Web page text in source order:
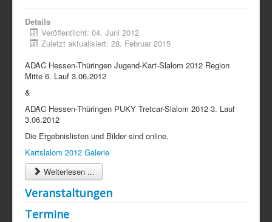
Details
Veröffentlicht: 04. Juni 2012
Zuletzt aktualisiert: 28. Februar 2015
ADAC Hessen-Thüringen Jugend-Kart-Slalom 2012 Region
Mitte 6. Lauf 3.06.2012
&
ADAC Hessen-Thüringen PUKY Tretcar-Slalom 2012 3. Lauf
3.06.2012
Die Ergebnislisten und Bilder sind online.
Kartslalom 2012 Galerie
Weiterlesen ...
Veranstaltungen
Termine